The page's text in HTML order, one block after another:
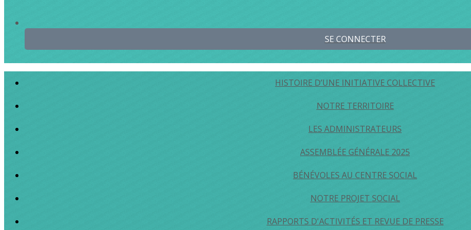
SE CONNECTER
HISTOIRE D’UNE INITIATIVE COLLECTIVE
NOTRE TERRITOIRE
LES ADMINISTRATEURS
ASSEMBLÉE GÉNÉRALE 2025
BÉNÉVOLES AU CENTRE SOCIAL
NOTRE PROJET SOCIAL
RAPPORTS D'ACTIVITÉS ET REVUE DE PRESSE